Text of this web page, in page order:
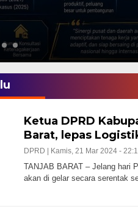
Tanjung…
Ketua DPRD
Barat, lepas
DPRD | Kamis, 21 Mar 2024 -
TANJAB BARAT – Jelang hari
akan di gelar secara serentak